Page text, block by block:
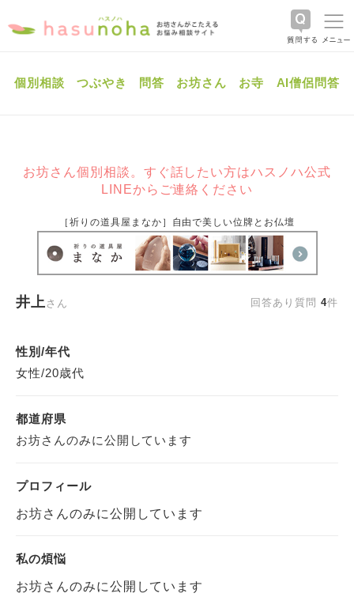
個別相談 つぶやき 問答 お坊さん お寺 AI僧侶問答
お坊さん個別相談。すぐ話したい方はハスノハ公式
LINEからご連絡ください
［祈りの道具屋まなか］自由で美しい位牌とお仏壇
井上 さん 回答あり質問4件
性別/年代
女性/20歳代
都道府県
お坊さんのみに公開しています
プロフィール
お坊さんのみに公開しています
私の煩悩
お坊さんのみに公開しています